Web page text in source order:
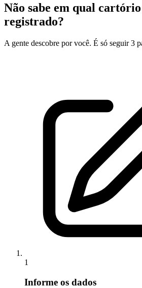
Não sabe em qual
registrado?
A gente descobre por você. É só seguir 3
1
Informe os dados